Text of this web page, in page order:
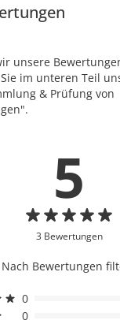
unsere
im unteren Teil
& Prüfung von
5
3 Bewertungen
Nach Bewertungen
0
0